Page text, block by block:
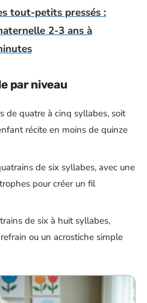
tout-petits pressés :
2-3 ans à
par niveau
de quatre à cinq syllabes, soit
récite en moins de quinze
de six syllabes, avec une
pour créer un fil
de six à huit syllabes,
ou un acrostiche simple